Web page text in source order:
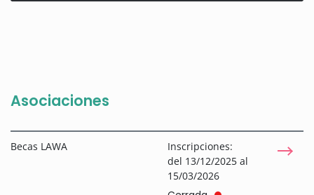
Asociaciones
Becas LAWA
Inscripciones:
del 13/12/2025 al
15/03/2026